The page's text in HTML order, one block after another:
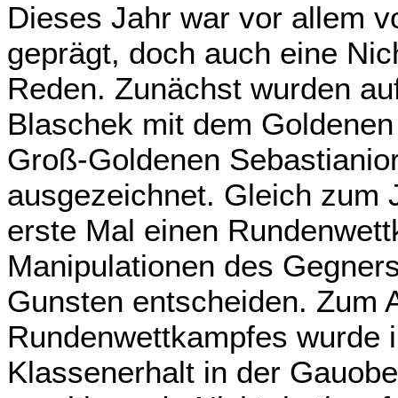
Dieses Jahr war vor allem
geprägt, doch auch eine
Reden. Zunächst wurden
Blaschek mit dem
Groß-Goldenen
ausgezeichnet. Gleich zum
erste Mal einen
Manipulationen des
Gunsten entscheiden. Zum
Rundenwettkampfes wurde
Klassenerhalt in der